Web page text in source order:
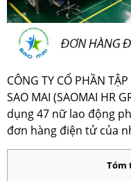
CÔNG TY CỔ PHẦN
SAO MAI (SAOMAI HR
dụng 47 nữ lao động
đơn hàng điện tử của
Tóm